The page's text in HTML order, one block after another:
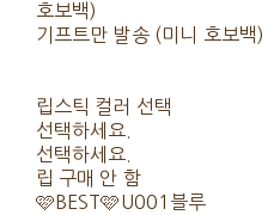
호보백)
기프트만 발송 (미니 호보백)
립스틱 컬러 선택
선택하세요.
선택하세요.
립 구매 안 함
🩷BEST🩷U001블루